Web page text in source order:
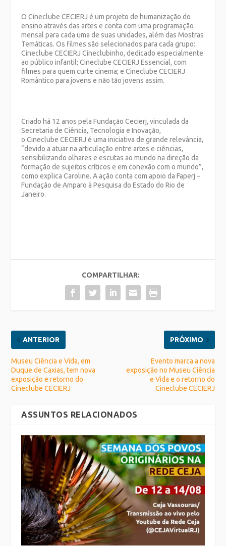
O Cineclube CECIERJ é um projeto de humanização do
ensino através das artes e conta com uma programação
mensal para cada uma de suas unidades, além das Mostras
Temáticas. Os filmes são selecionados para cada grupo:
Cineclube CECIERJ Cineclubinho, dedicado especialmente
ao público infantil; Cineclube CECIERJ Essencial, com
filmes para quem curte cinema; e Cineclube CECIERJ
Romântico para jovens e não tão jovens assim.
Criado há 12 anos pela Fundação Cecierj, vinculada da
Secretaria de Ciência, Tecnologia e Inovação,
o Cineclube CECIERJ é uma iniciativa de grande relevância,
“devido a atuar na articulação entre artes e ciências,
sensibilizando olhares e escutas ao mundo na direção da
formação de sujeitos críticos e em conexão com o mundo”,
como explica Caroline. A ação conta com apoio da Faperj –
Fundação de Amparo à Pesquisa do Estado do Rio de
Janeiro.
COMPARTILHAR:
ANTERIOR
Museu Ciência e Vida, em
Duque de Caxias, tem nova
exposição e retorno do
Cineclube CECIERJ
PRÓXIMO
Evento marca a nova
exposição no Museu Ciência
e Vida e o retorno do
Cineclube CECIERJ
ASSUNTOS RELACIONADOS